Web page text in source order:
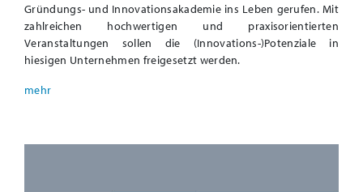
Gründungs- und Innovationsakademie ins Leben gerufen. Mit
zahlreichen hochwertigen und praxisorientierten
Veranstaltungen sollen die (Innovations-)Potenziale in
hiesigen Unternehmen freigesetzt werden.